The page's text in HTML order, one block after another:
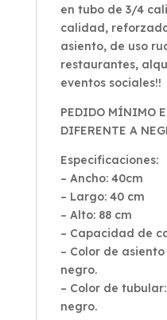
en tubo de 3/4
calidad,
asiento, de uso
restaurantes,
eventos sociales!!
PEDIDO MÍNIMO
DIFERENTE A
Especificaciones:
– Ancho: 40cm
– Largo: 40 cm
– Alto: 88 cm
– Capacidad de
– Color de
negro.
– Color de
negro.